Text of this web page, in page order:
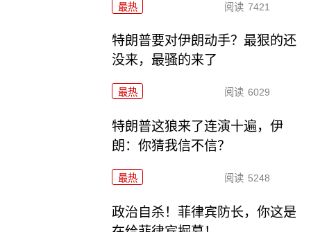
最热 阅读 7421
特朗普要对伊朗动手？最狠的还
没来，最骚的来了
最热 阅读 6029
特朗普这狼来了连演十遍，伊
朗：你猜我信不信？
最热 阅读 5248
政治自杀！菲律宾防长，你这是